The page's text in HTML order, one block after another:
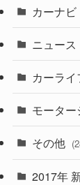
(58)
カーナビ
ニュース
カーライ
モーター
その他
2017年